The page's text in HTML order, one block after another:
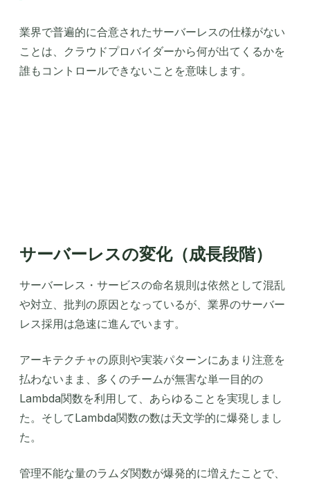
業界で普遍的に合意されたサーバーレスの仕様がない
ことは、クラウドプロバイダーから何が出てくるかを
誰もコントロールできないことを意味します。
サーバーレスの変化（成長段階）
サーバーレス・サービスの命名規則は依然として混乱
や対立、批判の原因となっているが、業界のサーバー
レス採用は急速に進んでいます。
アーキテクチャの原則や実装パターンにあまり注意を
払わないまま、多くのチームが無害な単一目的の
Lambda関数を利用して、あらゆることを実現しまし
た。そしてLambda関数の数は天文学的に爆発しまし
た。
管理不能な量のラムダ関数が爆発的に増えたことで、